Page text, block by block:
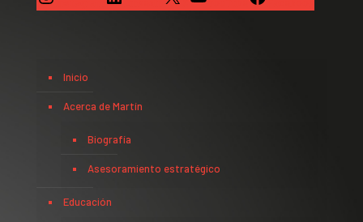
Inicio
Acerca de Martín
Biografía
Asesoramiento estratégico
Educación